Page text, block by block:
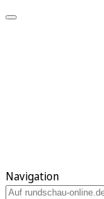
Navigation